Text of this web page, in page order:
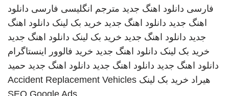
فارسی دانلود اهنگ جدید مترجم انگلیسی فارسی دانلود
اهنگ جدید دانلود اهنگ جدید خرید بک لینک دانلود اهنگ
جدید دانلود اهنگ جدید خرید بک لینک دانلود اهنگ جدید
خرید بک لینک دانلود اهنگ جدید خرید فالوور اینستاگرام
دانلود اهنگ جدید دانلود اهنگ جدید دانلود اهنگ جدید حمید
هیراد خرید بک لینک Accident Replacement Vehicles
SEO Google Ads